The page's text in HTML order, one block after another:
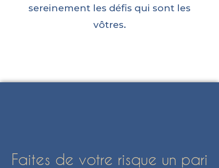
sereinement les défis qui sont les
vôtres.
Faites de votre risque un pari